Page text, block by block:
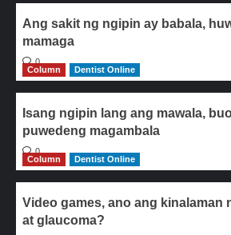
Ang sakit ng ngipin ay babala,
mamaga
0
Column
Dentist Online
Isang ngipin lang ang mawala,
puwedeng magambala
0
Column
Dentist Online
Video games, ano ang kinalaman
at glaucoma?